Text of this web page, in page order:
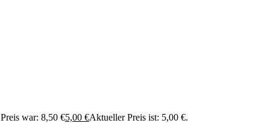
war: 8,50 €5,00 €Aktueller Preis ist: 5,00 €.